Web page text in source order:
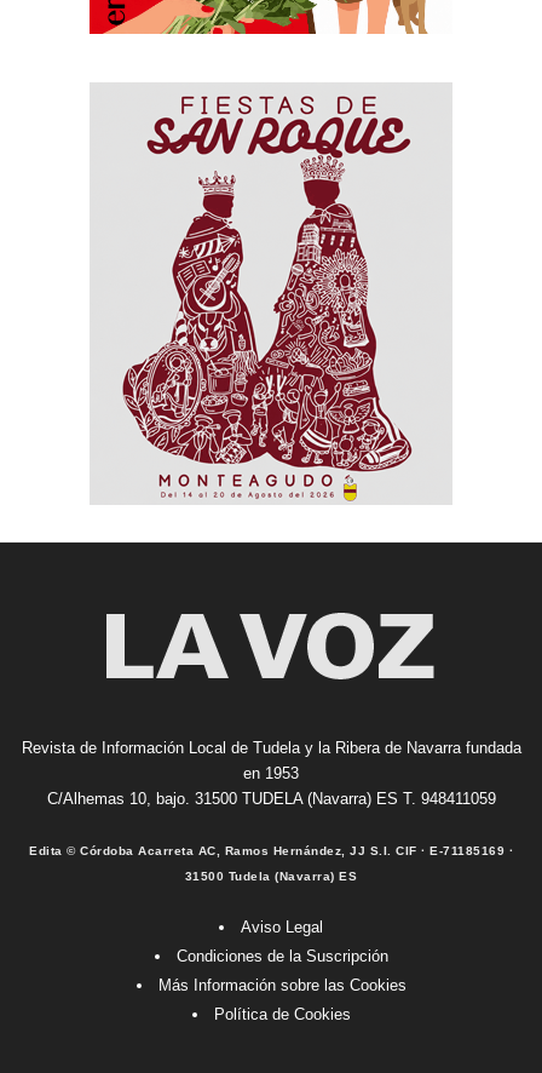
Revista de Información Local de Tudela y la Ribera de Navarra fundada
en 1953
C/Alhemas 10, bajo. 31500 TUDELA (Navarra) ES T. 948411059
Edita © Córdoba Acarreta AC, Ramos Hernández, JJ S.I. CIF · E-71185169 ·
31500 Tudela (Navarra) ES
Aviso Legal
Condiciones de la Suscripción
Más Información sobre las Cookies
Política de Cookies